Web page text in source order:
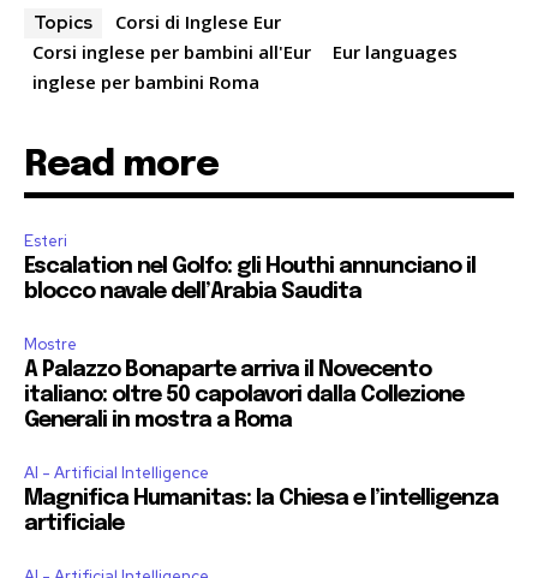
Topics
Corsi di Inglese Eur
Corsi inglese per bambini all'Eur
Eur languages
inglese per bambini Roma
Read more
Esteri
Escalation nel Golfo: gli Houthi annunciano il
blocco navale dell’Arabia Saudita
Mostre
A Palazzo Bonaparte arriva il Novecento
italiano: oltre 50 capolavori dalla Collezione
Generali in mostra a Roma
AI - Artificial Intelligence
Magnifica Humanitas: la Chiesa e l’intelligenza
artificiale